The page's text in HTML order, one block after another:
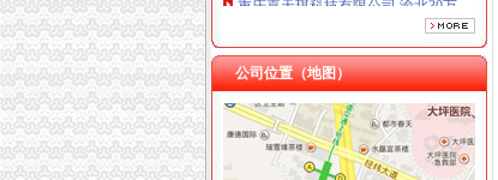
重庆凯誉网络通信技术工程有限公司 渝
重庆佳技维科技发展有限公司 渝南100万
上海兆妩贸易有限公司重庆龙湖·北城天
公司位置（地图）